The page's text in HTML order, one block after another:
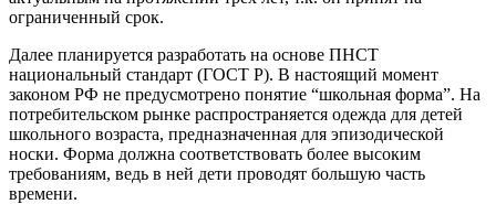
ограниченный срок.
Далее планируется разработать на основе ПНСТ
национальный стандарт (ГОСТ Р). В настоящий момент
законом РФ не предусмотрено понятие “школьная форма”. На
потребительском рынке распространяется одежда для детей
школьного возраста, предназначенная для эпизодической
носки. Форма должна соответствовать более высоким
требованиям, ведь в ней дети проводят большую часть
времени.